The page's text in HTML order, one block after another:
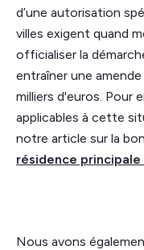
d’une autorisation
villes exigent quand
officialiser la
entraîner une
milliers d'euros. Pour
applicables à cette
notre article sur la
résidence principale
Nous avons